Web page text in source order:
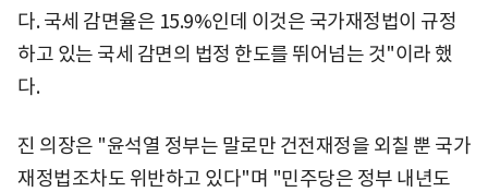
다. 국세 감면율은 15.9%인데 이것은 국가재정법이 규정
하고 있는 국세 감면의 법정 한도를 뛰어넘는 것"이라 했
다.
진 의장은 "윤석열 정부는 말로만 건전재정을 외칠 뿐 국가
재정법조차도 위반하고 있다"며 "민주당은 정부 내년도